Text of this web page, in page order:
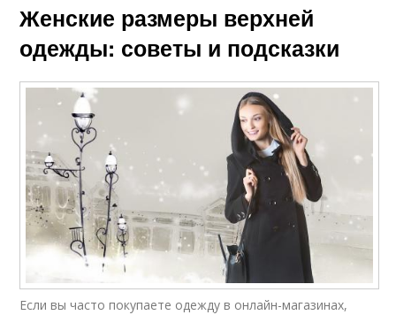
Женские размеры верхней
одежды: советы и подсказки
Если вы часто покупаете одежду в онлайн-магазинах,